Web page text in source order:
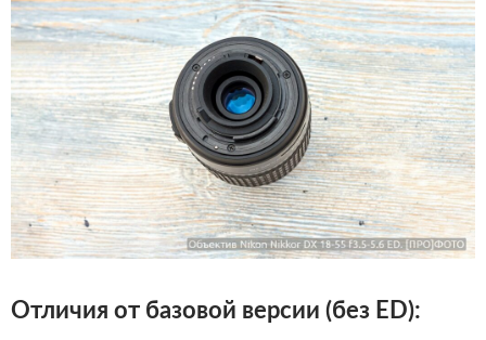
Отличия от базовой версии (без ED):